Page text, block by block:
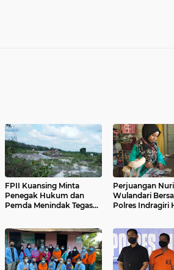
FPII Kuansing Minta
Penegak Hukum dan
Pemda Menindak Tegas
Perjuangan Nuri
Wulandari
Polres Indragiri